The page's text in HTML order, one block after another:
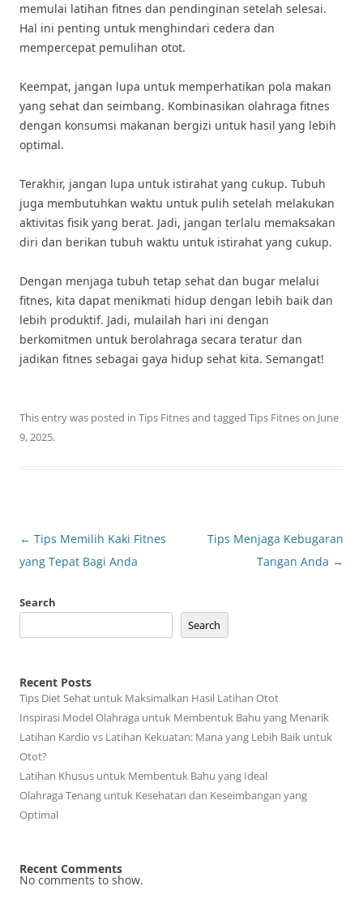
memulai latihan fitnes dan pendinginan setelah selesai.
Hal ini penting untuk menghindari cedera dan
mempercepat pemulihan otot.
Keempat, jangan lupa untuk memperhatikan pola makan
yang sehat dan seimbang. Kombinasikan olahraga fitnes
dengan konsumsi makanan bergizi untuk hasil yang lebih
optimal.
Terakhir, jangan lupa untuk istirahat yang cukup. Tubuh
juga membutuhkan waktu untuk pulih setelah melakukan
aktivitas fisik yang berat. Jadi, jangan terlalu memaksakan
diri dan berikan tubuh waktu untuk istirahat yang cukup.
Dengan menjaga tubuh tetap sehat dan bugar melalui
fitnes, kita dapat menikmati hidup dengan lebih baik dan
lebih produktif. Jadi, mulailah hari ini dengan
berkomitmen untuk berolahraga secara teratur dan
jadikan fitnes sebagai gaya hidup sehat kita. Semangat!
This entry was posted in Tips Fitnesand tagged Tips Fitneson June
9, 2025.
Post
navigation
← Tips Memilih Kaki Fitnes
yang Tepat Bagi Anda
Tips Menjaga Kebugaran
Tangan Anda →
Search
Search
Recent Posts
Tips Diet Sehat untuk Maksimalkan Hasil Latihan Otot
Inspirasi Model Olahraga untuk Membentuk Bahu yang Menarik
Latihan Kardio vs Latihan Kekuatan: Mana yang Lebih Baik untuk
Otot?
Latihan Khusus untuk Membentuk Bahu yang Ideal
Olahraga Tenang untuk Kesehatan dan Keseimbangan yang
Optimal
Recent Comments
No comments to show.